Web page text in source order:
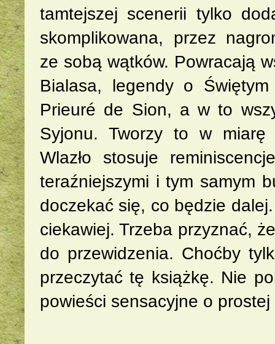
tamtejszej scenerii tylko
skomplikowana, przez
ze sobą wątków. Powracają
Bialasa, legendy o
Prieuré de Sion, a w to
Syjonu. Tworzy to w miarę
Wlazło stosuje
teraźniejszymi i tym samym
doczekać się, co będzie
ciekawiej. Trzeba przyznać,
do przewidzenia. Choćby
przeczytać tę książkę. Nie
powieści sensacyjne o prostej